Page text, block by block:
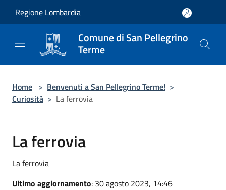
Regione Lombardia
Comune di San Pellegrino
Terme
Home > Benvenuti a San Pellegrino Terme! >
Curiosità > La ferrovia
La ferrovia
La ferrovia
Ultimo aggiornamento: 30 agosto 2023, 14:46